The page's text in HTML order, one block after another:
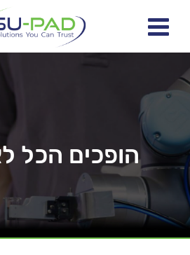
הופכים הכל